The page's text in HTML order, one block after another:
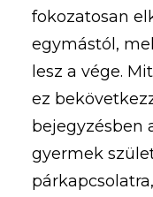
fokozatosan
egymástól,
lesz a vége.
ez
bejegyzésben
gyermek